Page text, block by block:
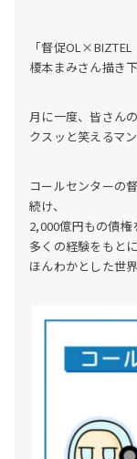
「督促
榎本まみさん描き
月に一度、皆さん
クスッと笑えるマ
コールセンターの
続け、
2,000億円もの債権
多くの経験をもと
ほんわかとした世